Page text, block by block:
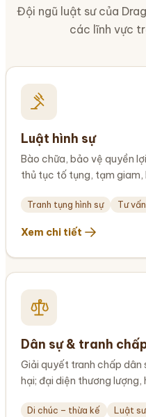
Đội ngũ luật sư của
các lĩnh vực
Luật hình sự
Bào chữa, bảo vệ quyền
thủ tục tố tụng, tạm
Tranh tụng hình sự Tư
Xem chi tiết
Dân sự & tranh
Giải quyết tranh chấp dân
hại; đại diện thương lượng,
Di chúc – thừa kế Luật